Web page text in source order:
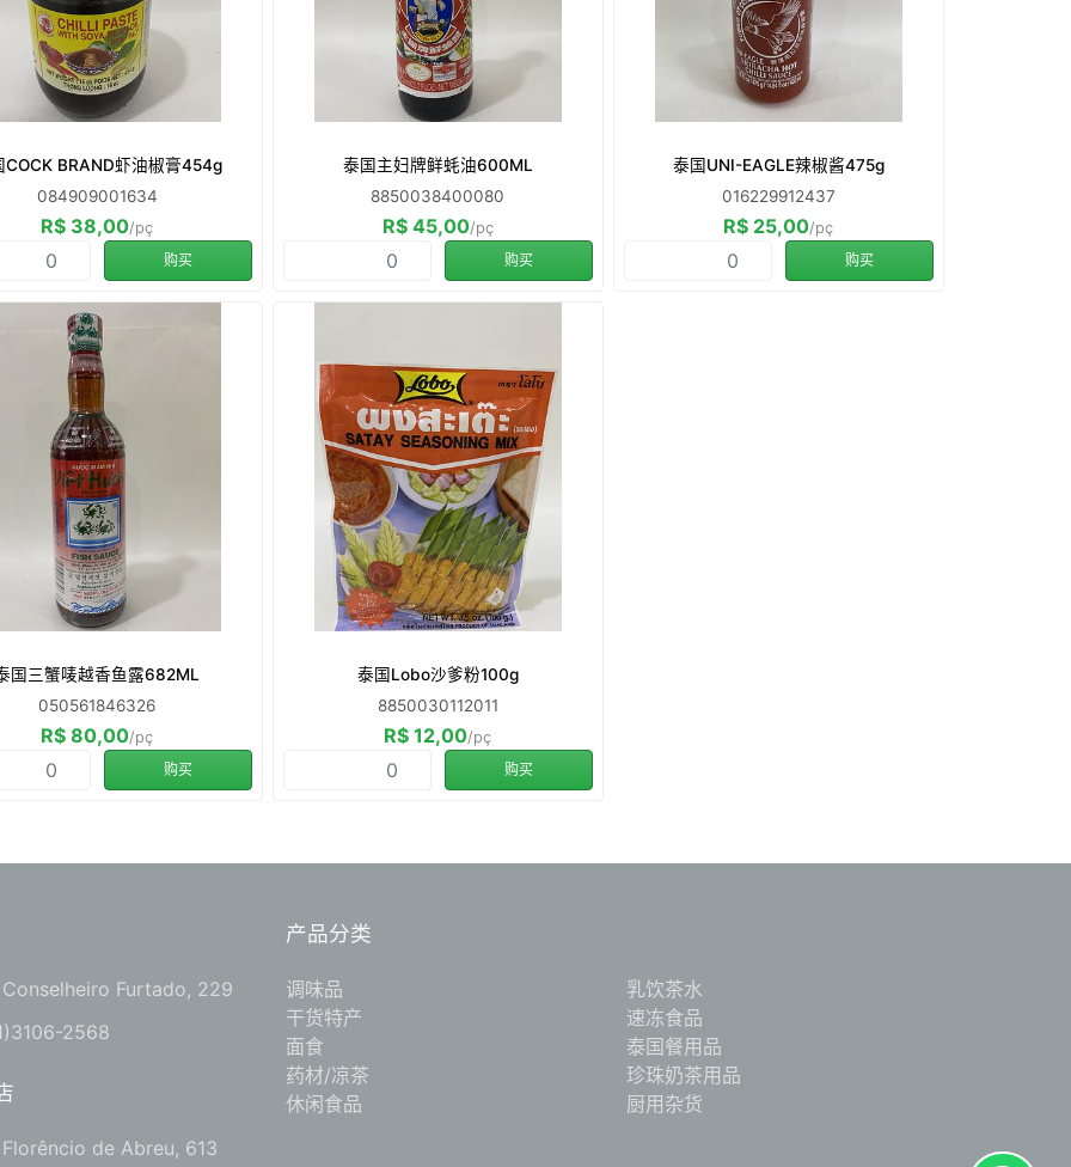
COCK BRAND虾油椒膏454g
084909001634
R$ 38,00/pç
购买
泰国主妇牌鲜蚝油600ML
8850038400080
R$ 45,00/pç
购买
泰国UNI-EAGLE辣椒酱475g
016229912437
R$ 25,00/pç
购买
国三蟹唛越香鱼露682ML
050561846326
R$ 80,00/pç
购买
泰国Lobo沙爹粉100g
8850030112011
R$ 12,00/pç
购买
Conselheiro Furtado, 229
2568
Florêncio de Abreu, 613
产品分类
调味品
干货特产
面食
药材/凉茶
休闲食品
乳饮茶水
速冻食品
泰国餐用品
珍珠奶茶用品
厨用杂货